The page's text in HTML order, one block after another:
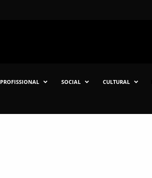
PROFISSIONAL SOCIAL CULTURAL